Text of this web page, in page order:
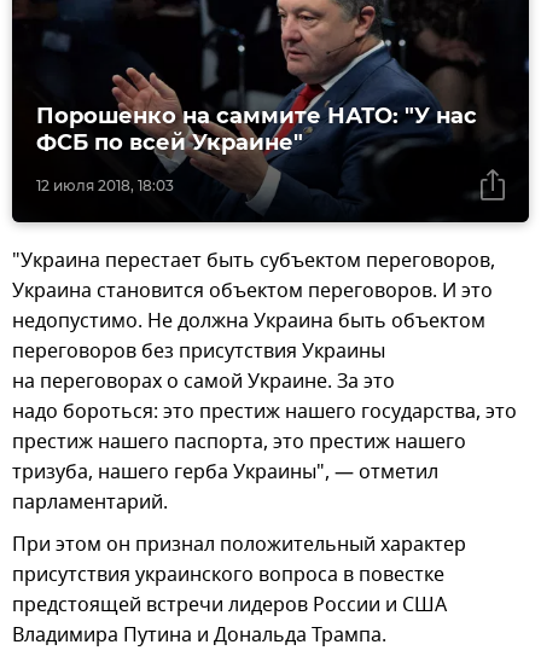
12 июля 2018, 18:03
Порошенко на саммите НАТО: "У нас
ФСБ по всей Украине"
"Украина перестает быть субъектом переговоров,
Украина становится объектом переговоров. И это
недопустимо. Не должна Украина быть объектом
переговоров без присутствия Украины
на переговорах о самой Украине. За это
надо бороться: это престиж нашего государства, это
престиж нашего паспорта, это престиж нашего
тризуба, нашего герба Украины", — отметил
парламентарий.
При этом он признал положительный характер
присутствия украинского вопроса в повестке
предстоящей встречи лидеров России и США
Владимира Путина и Дональда Трампа.